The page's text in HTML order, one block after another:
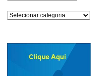
Categorias